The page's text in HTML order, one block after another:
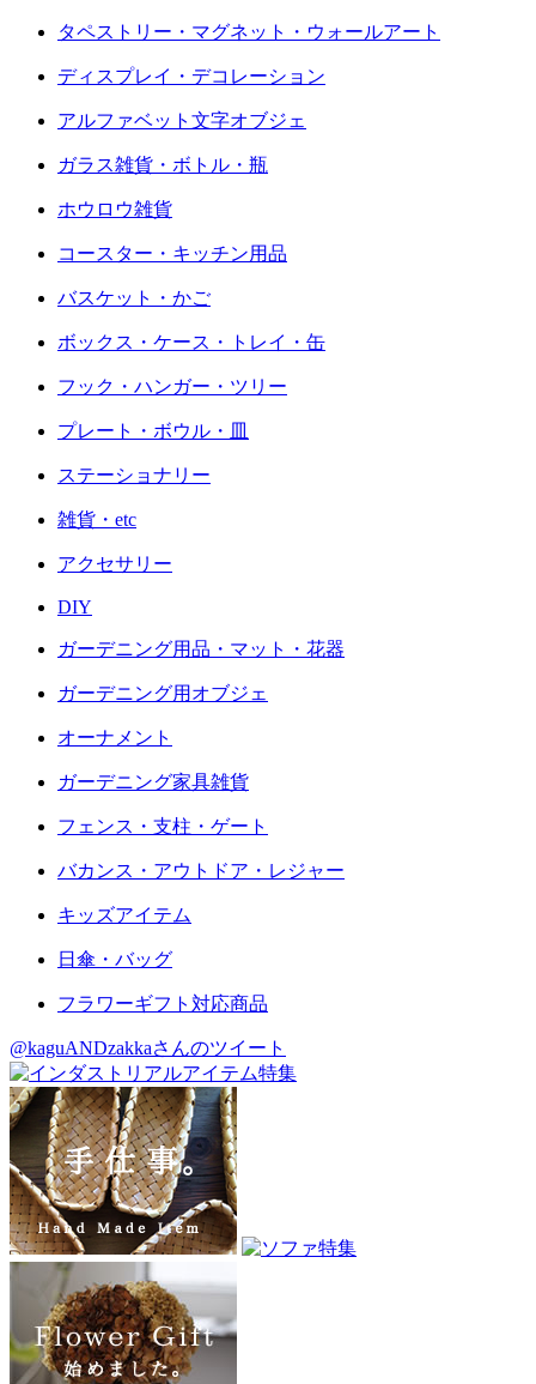
タペストリー・マグネット・ウォールアート
ディスプレイ・デコレーション
アルファベット文字オブジェ
ガラス雑貨・ボトル・瓶
ホウロウ雑貨
コースター・キッチン用品
バスケット・かご
ボックス・ケース・トレイ・缶
フック・ハンガー・ツリー
プレート・ボウル・皿
ステーショナリー
雑貨・etc
アクセサリー
DIY
ガーデニング用品・マット・花器
ガーデニング用オブジェ
オーナメント
ガーデニング家具雑貨
フェンス・支柱・ゲート
バカンス・アウトドア・レジャー
キッズアイテム
日傘・バッグ
フラワーギフト対応商品
@kaguANDzakkaさんのツイート